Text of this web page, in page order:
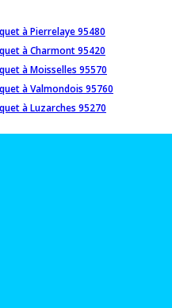
à Pierrelaye 95480
à Charmont 95420
à Moisselles 95570
à Valmondois 95760
à Luzarches 95270